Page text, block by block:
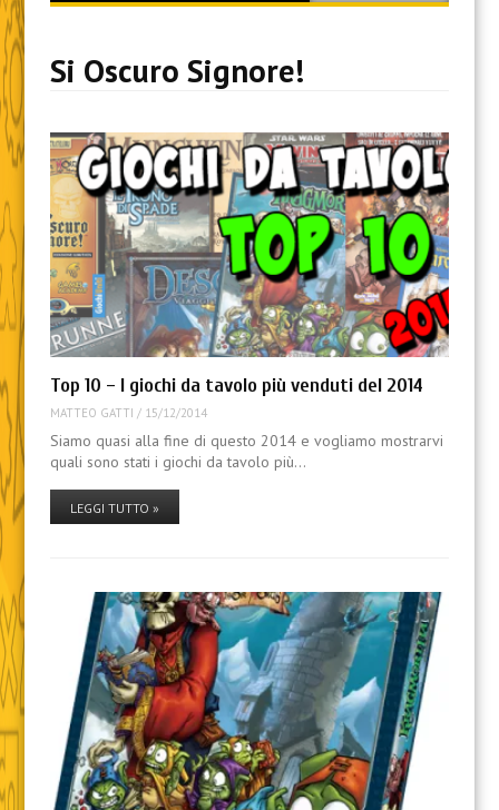
content
Si Oscuro Signore!
Top 10 – I giochi da tavolo più venduti del 2014
MATTEO GATTI / 15/12/2014
Siamo quasi alla fine di questo 2014 e vogliamo mostrarvi
quali sono stati i giochi da tavolo più…
LEGGI TUTTO »